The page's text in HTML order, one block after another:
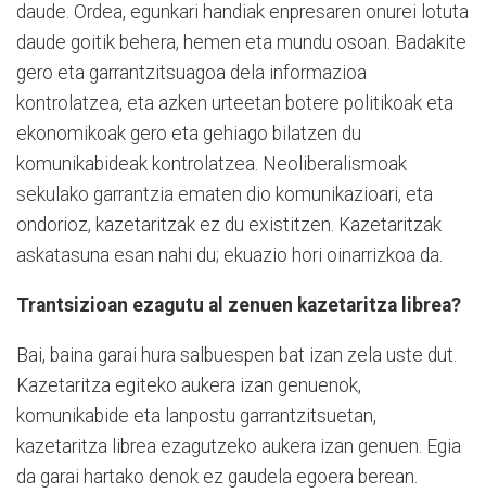
daude. Ordea, egunkari handiak enpresaren onurei lotuta
daude goitik behera, hemen eta mundu osoan. Badakite
gero eta garrantzitsuagoa dela informazioa
kontrolatzea, eta azken urteetan botere politikoak eta
ekonomikoak gero eta gehiago bilatzen du
komunikabideak kontrolatzea. Neoliberalismoak
sekulako garrantzia ematen dio komunikazioari, eta
ondorioz, kazetaritzak ez du existitzen. Kazetaritzak
askatasuna esan nahi du; ekuazio hori oinarrizkoa da.
Trantsizioan ezagutu al zenuen kazetaritza librea?
Bai, baina garai hura salbuespen bat izan zela uste dut.
Kazetaritza egiteko aukera izan genuenok,
komunikabide eta lanpostu garrantzitsuetan,
kazetaritza librea ezagutzeko aukera izan genuen. Egia
da garai hartako denok ez gaudela egoera berean.